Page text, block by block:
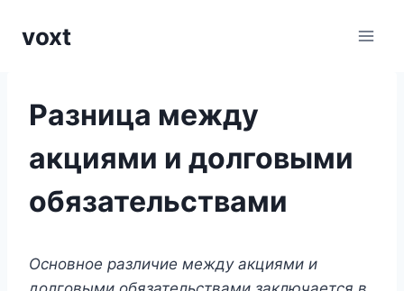
voxt
Разница между
акциями и долговыми
обязательствами
Основное различие между акциями и